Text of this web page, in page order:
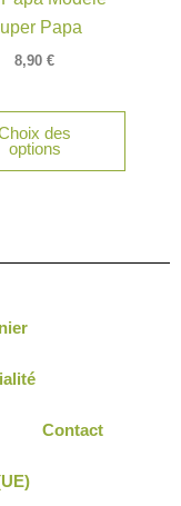
Papa
8,90 €
des
options
Contact